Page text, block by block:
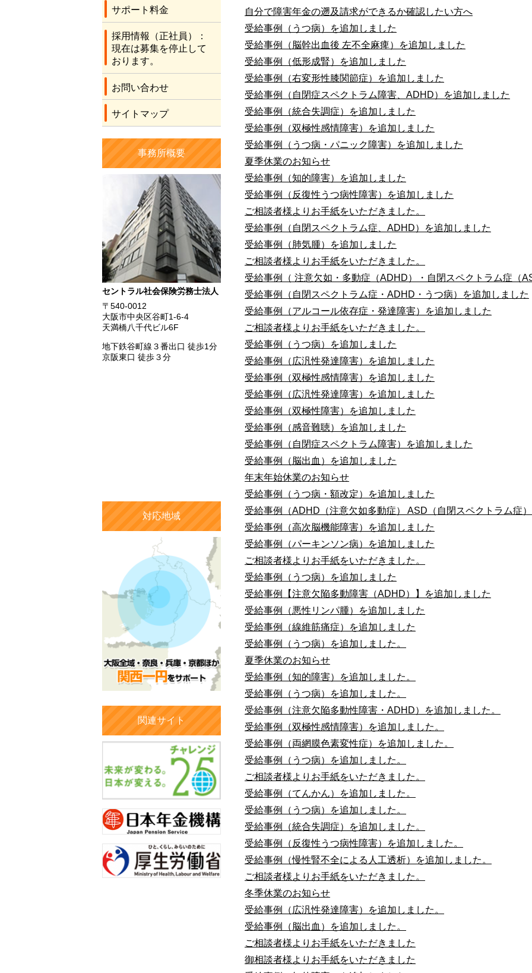
サポート料金
採用情報（正社員）：
現在は募集を停止して
おります。
お問い合わせ
サイトマップ
事務所概要
セントラル社会保険労務士法人
〒540-0012
大阪市中央区谷町1-6-4
天満橋八千代ビル6F
地下鉄谷町線３番出口 徒歩1分
京阪東口 徒歩３分
対応地域
関連サイト
自分で障害年金の遡及請求ができるか確認したい方へ
受給事例（うつ病）を追加しました
受給事例（脳幹出血後 左不全麻痺）を追加しました
受給事例（低形成腎）を追加しました
受給事例（右変形性膝関節症）を追加しました
受給事例（自閉症スペクトラム障害、ADHD）を追加しました
受給事例（統合失調症）を追加しました
受給事例（双極性感情障害）を追加しました
受給事例（うつ病・パニック障害）を追加しました
夏季休業のお知らせ
受給事例（知的障害）を追加しました
受給事例（反復性うつ病性障害）を追加しました
ご相談者様よりお手紙をいただきました。
受給事例（自閉スペクトラム症、ADHD）を追加しました
受給事例（肺気腫）を追加しました
ご相談者様よりお手紙をいただきました。
受給事例（ 注意欠如・多動症（ADHD）・自閉スペクトラム症（
受給事例（自閉スペクトラム症・ADHD・うつ病）を追加しました
受給事例（アルコール依存症・発達障害）を追加しました
ご相談者様よりお手紙をいただきました。
受給事例（うつ病）を追加しました
受給事例（広汎性発達障害）を追加しました
受給事例（双極性感情障害）を追加しました
受給事例（広汎性発達障害）を追加しました
受給事例（双極性障害）を追加しました
受給事例（感音難聴）を追加しました
受給事例（自閉症スペクトラム障害）を追加しました
受給事例（脳出血）を追加しました
年末年始休業のお知らせ
受給事例（うつ病・額改定）を追加しました
受給事例（ADHD（注意欠如多動症） ASD（自閉スペクトラム症
受給事例（高次脳機能障害）を追加しました
受給事例（パーキンソン病）を追加しました
ご相談者様よりお手紙をいただきました。
受給事例（うつ病）を追加しました
受給事例【注意欠陥多動障害（ADHD）】を追加しました
受給事例（悪性リンパ腫）を追加しました
受給事例（線維筋痛症）を追加しました
受給事例（うつ病）を追加しました。
夏季休業のお知らせ
受給事例（知的障害）を追加しました。
受給事例（うつ病）を追加しました。
受給事例（注意欠陥多動性障害・ADHD）を追加しました。
受給事例（双極性感情障害）を追加しました。
受給事例（両網膜色素変性症）を追加しました。
受給事例（うつ病）を追加しました。
ご相談者様よりお手紙をいただきました。
受給事例（てんかん）を追加しました。
受給事例（うつ病）を追加しました。
受給事例（統合失調症）を追加しました。
受給事例（反復性うつ病性障害）を追加しました。
受給事例（慢性腎不全による人工透析）を追加しました。
ご相談者様よりお手紙をいただきました。
冬季休業のお知らせ
受給事例（広汎性発達障害）を追加しました。
受給事例（脳出血）を追加しました。
ご相談者様よりお手紙をいただきました
御相談者様よりお手紙をいただきました